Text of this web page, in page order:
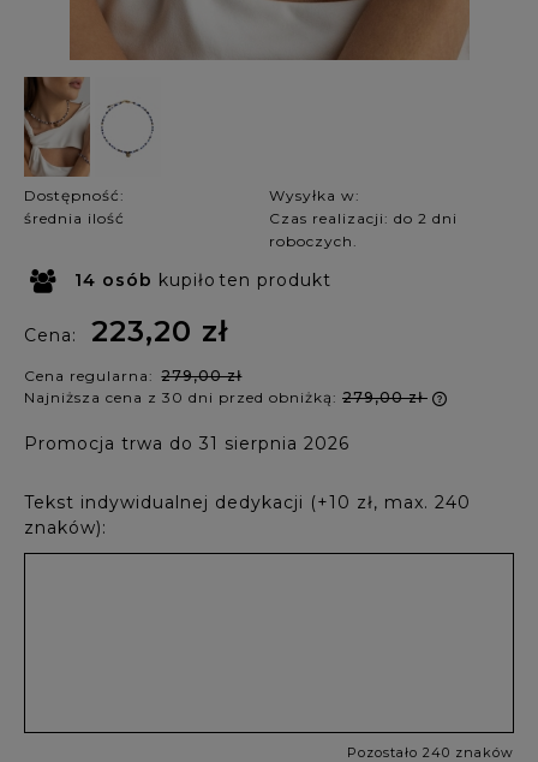
Dostępność:
średnia ilość
Wysyłka w:
Czas realizacji: do 2 dni
roboczych.
14 osób kupiło ten produkt
Cena: 223,20 zł
Cena regularna: 279,00 zł
Najniższa cena z 30 dni przed obniżką: 279,00 zł
Promocja trwa do 31 sierpnia 2026
Tekst indywidualnej dedykacji (+10 zł, max. 240
znaków):
Pozostało 240 znaków